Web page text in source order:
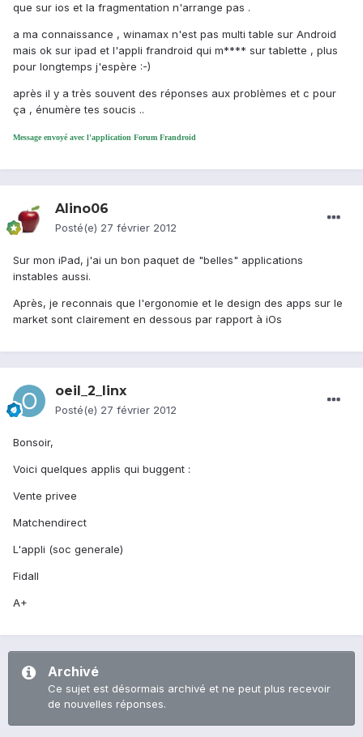
que sur ios et la fragmentation n'arrange pas .
a ma connaissance , winamax n'est pas multi table sur Android
mais ok sur ipad et l'appli frandroid qui m**** sur tablette , plus
pour longtemps j'espère :-)
après il y a très souvent des réponses aux problèmes et c pour
ça , énumère tes soucis ..
Message envoyé avec l'application Forum Frandroid
Alino06
Posté(e) 27 février 2012
Sur mon iPad, j'ai un bon paquet de "belles" applications
instables aussi.
Après, je reconnais que l'ergonomie et le design des apps sur le
market sont clairement en dessous par rapport à iOs
oeil_2_linx
Posté(e) 27 février 2012
Bonsoir,
Voici quelques applis qui buggent :
Vente privee
Matchendirect
L'appli (soc generale)
Fidall
A+
Archivé
Ce sujet est désormais archivé et ne peut plus recevoir
de nouvelles réponses.